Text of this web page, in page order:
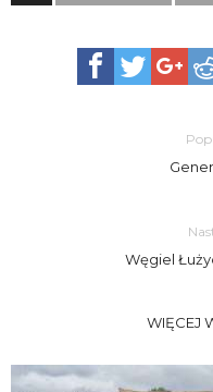
Węgiel
WIĘCEJ